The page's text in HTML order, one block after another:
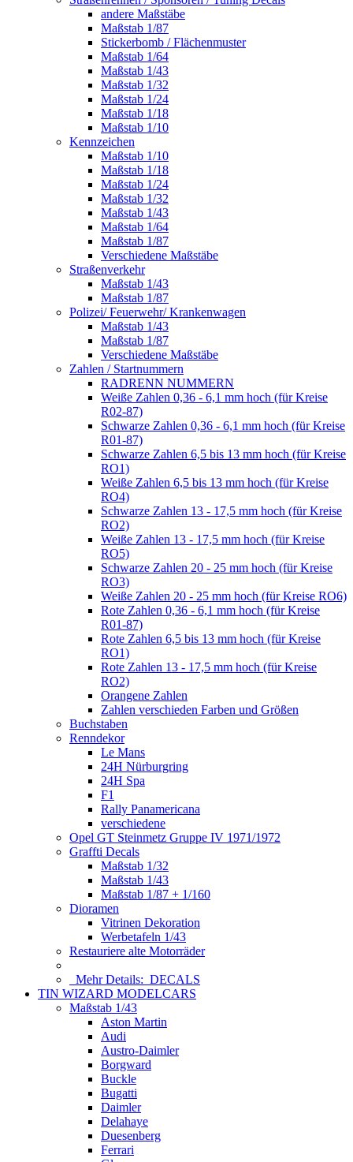
andere Maßstäbe
Maßstab 1/87
Stickerbomb / Flächenmuster
Maßstab 1/64
Maßstab 1/43
Maßstab 1/32
Maßstab 1/24
Maßstab 1/18
Maßstab 1/10
Kennzeichen
Maßstab 1/10
Maßstab 1/18
Maßstab 1/24
Maßstab 1/32
Maßstab 1/43
Maßstab 1/64
Maßstab 1/87
Verschiedene Maßstäbe
Straßenverkehr
Maßstab 1/43
Maßstab 1/87
Polizei/ Feuerwehr/ Krankenwagen
Maßstab 1/43
Maßstab 1/87
Verschiedene Maßstäbe
Zahlen / Startnummern
RADRENN NUMMERN
Weiße Zahlen 0,36 - 6,1 mm hoch (für Kreise
R02-87)
Schwarze Zahlen 0,36 - 6,1 mm hoch (für Kreise
R01-87)
Schwarze Zahlen 6,5 bis 13 mm hoch (für Kreise
RO1)
Weiße Zahlen 6,5 bis 13 mm hoch (für Kreise
RO4)
Schwarze Zahlen 13 - 17,5 mm hoch (für Kreise
RO2)
Weiße Zahlen 13 - 17,5 mm hoch (für Kreise
RO5)
Schwarze Zahlen 20 - 25 mm hoch (für Kreise
RO3)
Weiße Zahlen 20 - 25 mm hoch (für Kreise RO6)
Rote Zahlen 0,36 - 6,1 mm hoch (für Kreise
R01-87)
Rote Zahlen 6,5 bis 13 mm hoch (für Kreise
RO1)
Rote Zahlen 13 - 17,5 mm hoch (für Kreise
RO2)
Orangene Zahlen
Zahlen verschieden Farben und Größen
Buchstaben
Renndekor
Le Mans
24H Nürburgring
24H Spa
F1
Rally Panamericana
verschiedene
Opel GT Steinmetz Gruppe IV 1971/1972
Graffti Decals
Maßstab 1/32
Maßstab 1/43
Maßstab 1/87 + 1/160
Dioramen
Vitrinen Dekoration
Werbetafeln 1/43
Restauriere alte Motorräder
Mehr Details: DECALS
TIN WIZARD MODELCARS
Maßstab 1/43
Aston Martin
Audi
Austro-Daimler
Borgward
Buckle
Bugatti
Daimler
Delahaye
Duesenberg
Ferrari